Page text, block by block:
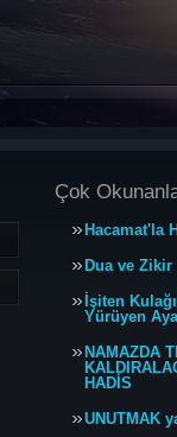
Çok
Hacamat'la
Dua ve
İşiten
Yürüyen
NAMAZDA
HADİS
UNUTMAK